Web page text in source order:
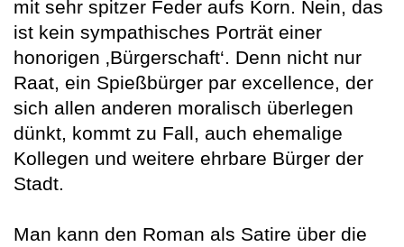
mit sehr spitzer Feder aufs Korn. Nein, das
ist kein sympathisches Porträt einer
honorigen ‚Bürgerschaft‘. Denn nicht nur
Raat, ein Spießbürger par excellence, der
sich allen anderen moralisch überlegen
dünkt, kommt zu Fall, auch ehemalige
Kollegen und weitere ehrbare Bürger der
Stadt.
Man kann den Roman als Satire über die